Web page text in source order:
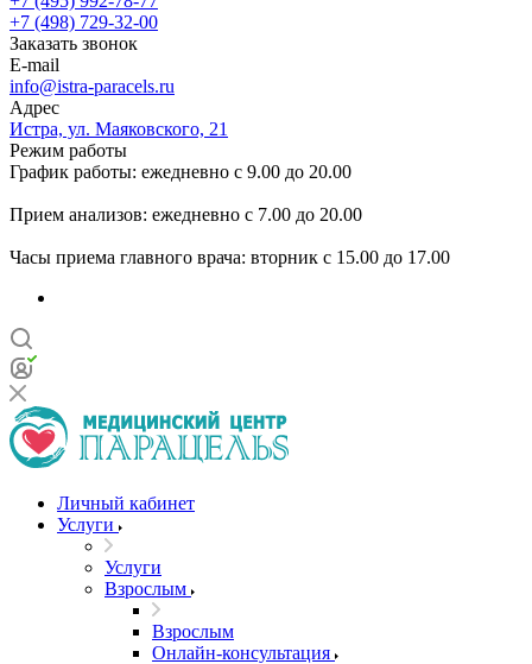
+7 (498) 729-32-00
Заказать звонок
E-mail
info@istra-paracels.ru
Адрес
Истра, ул. Маяковского, 21
Режим работы
График работы: ежедневно с 9.00 до 20.00
Прием анализов: ежедневно с 7.00 до 20.00
Часы приема главного врача: вторник с 15.00 до 17.00
Личный кабинет
Услуги
Услуги
Взрослым
Взрослым
Онлайн-консультация